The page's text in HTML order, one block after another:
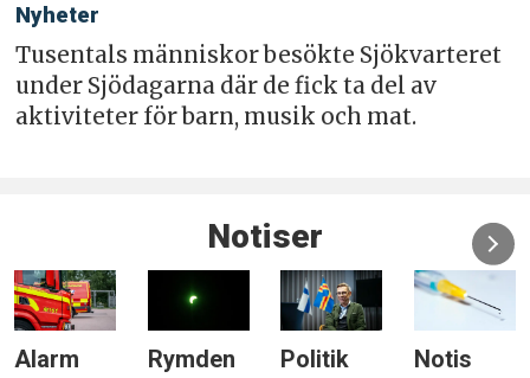
Nyheter
Tusentals människor besökte Sjökvarteret
under Sjödagarna där de fick ta del av
aktiviteter för barn, musik och mat.
Notiser
Alarm Rymden Politik Notis